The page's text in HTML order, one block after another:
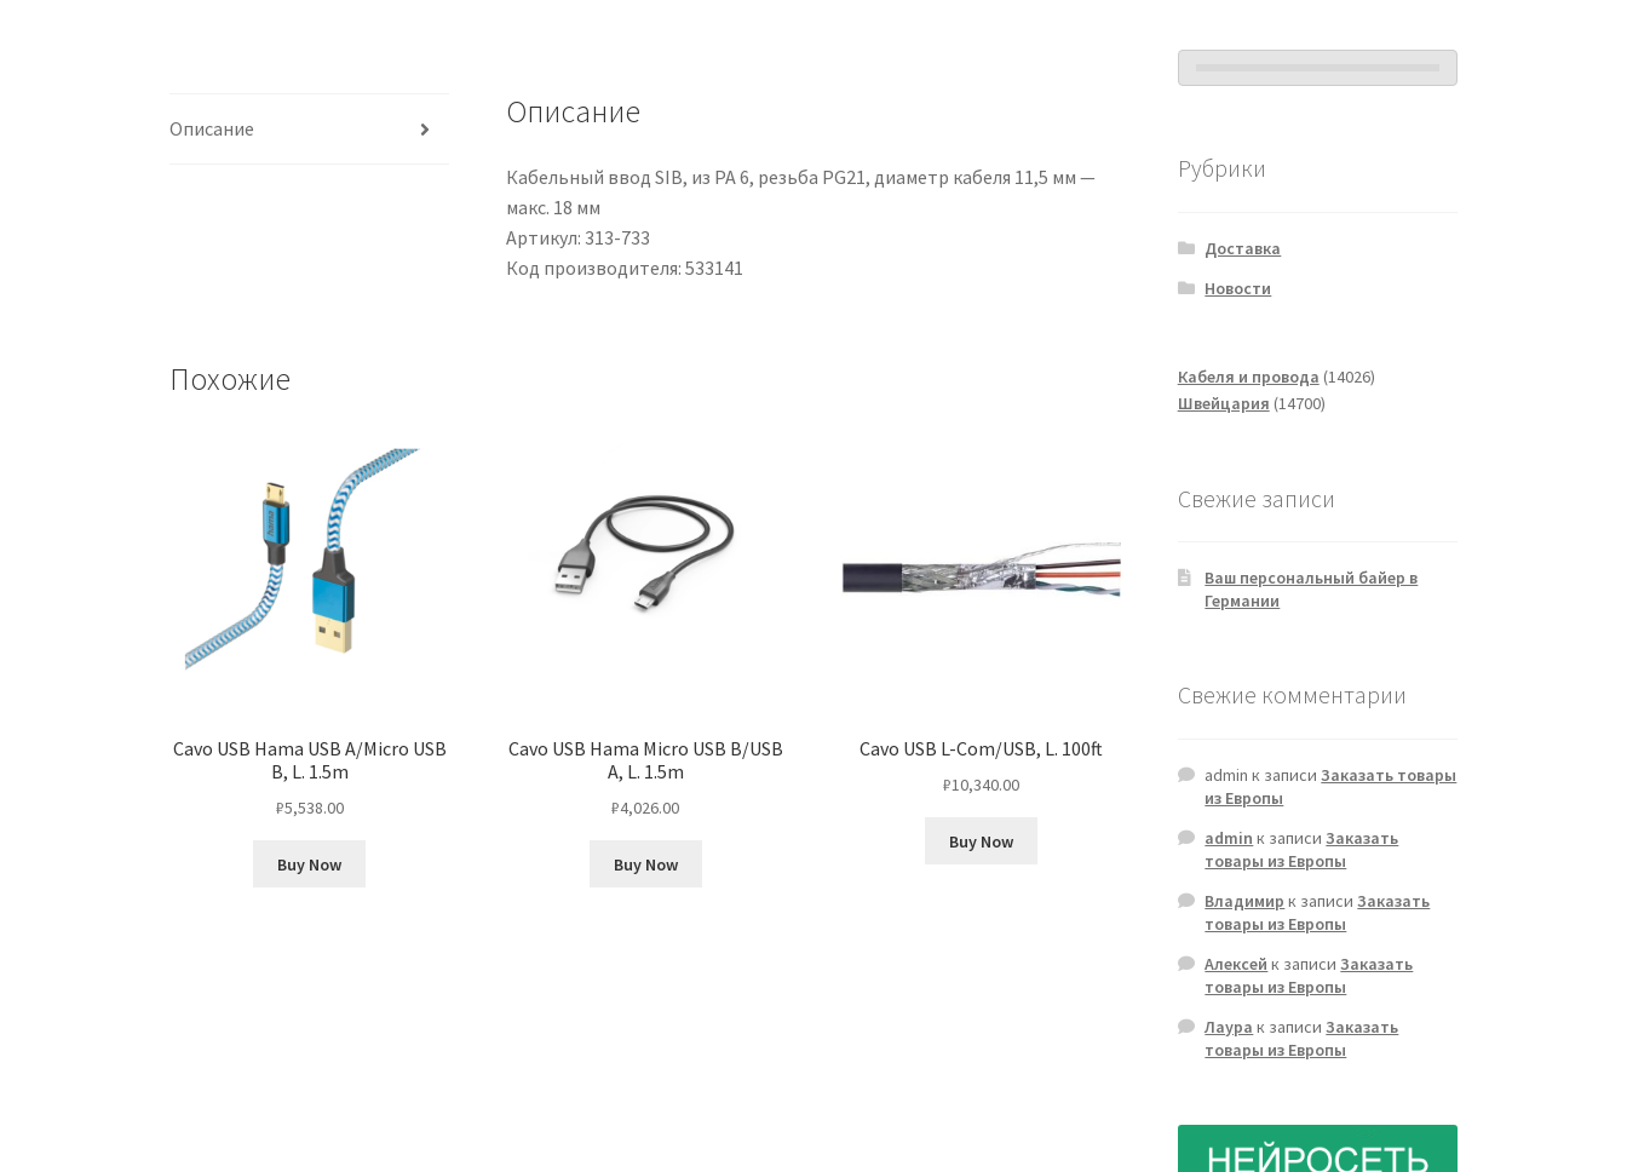
Senza
30m
Описание Описание
Кабельный ввод SIB, из PA 6, резьба PG21, диаметр кабеля 11,5 мм —
макс. 18 мм
Артикул: 313-733
Код производителя: 533141
Похожие
Cavo USB Hama USB A/Micro USB
B, L. 1.5m
₽5,538.00
Buy Now
Cavo USB Hama Micro USB B/USB
A, L. 1.5m
₽4,026.00
Buy Now
Cavo USB L-Com/USB, L. 100ft
₽10,340.00
Buy Now
Рубрики
Доставка
Новости
Кабеля и провода 1402614026
Швейцария 1470014700
Свежие записи
Ваш персональный байер в
Германии
Свежие комментарии
admin к записиЗаказать товары
из Европы
admin к записиЗаказать
товары из Европы
Владимир к записиЗаказать
товары из Европы
Алексей к записиЗаказать
товары из Европы
Лаура к записиЗаказать
товары из Европы